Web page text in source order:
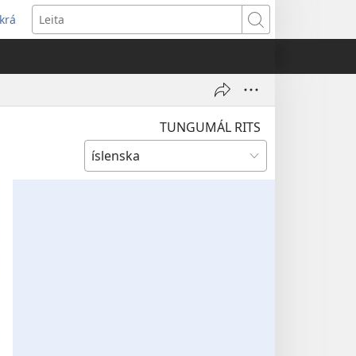
Leita
TUNGUMÁL RITS